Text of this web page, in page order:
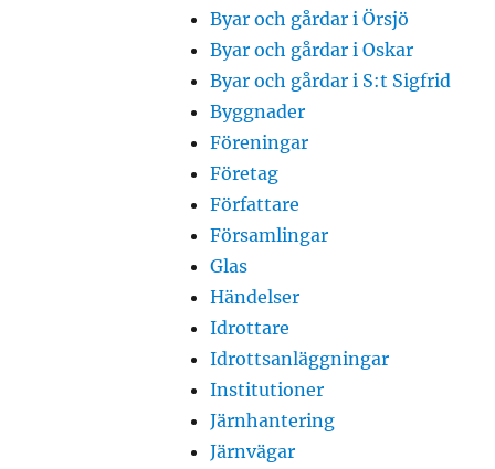
Byar och gårdar i Örsjö
Byar och gårdar i Oskar
Byar och gårdar i S:t Sigfrid
Byggnader
Föreningar
Företag
Författare
Församlingar
Glas
Händelser
Idrottare
Idrottsanläggningar
Institutioner
Järnhantering
Järnvägar